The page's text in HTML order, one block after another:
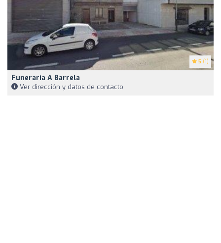
5 (1)
Funeraria A Barrela
Ver dirección y datos de contacto